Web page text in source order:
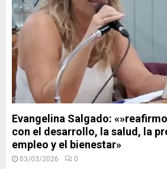
Evangelina Salgado:
con el desarrollo, la salud, la
empleo y el bienestar»
03/03/2026 0